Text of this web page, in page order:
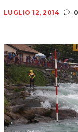
LUGLIO 12, 2014 0